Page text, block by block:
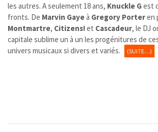
les autres. A seulement 18 ans, Knuckle Gest
fronts. De Marvin Gayeà Gregory Porteren
Montmartre, Citizens!et Cascadeur, le DJ
capitale sublime un à un les progénitures de
univers musicaux si divers et variés.
(SUITE…)